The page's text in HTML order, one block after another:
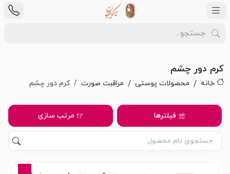
کرم دور چشم
خانه محصولات پوستی مراقبت صورت کرم دور چشم
فیلترها مرتب سازی
16%